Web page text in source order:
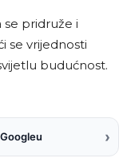
se pridruže i
se vrijednosti
budućnost.
›